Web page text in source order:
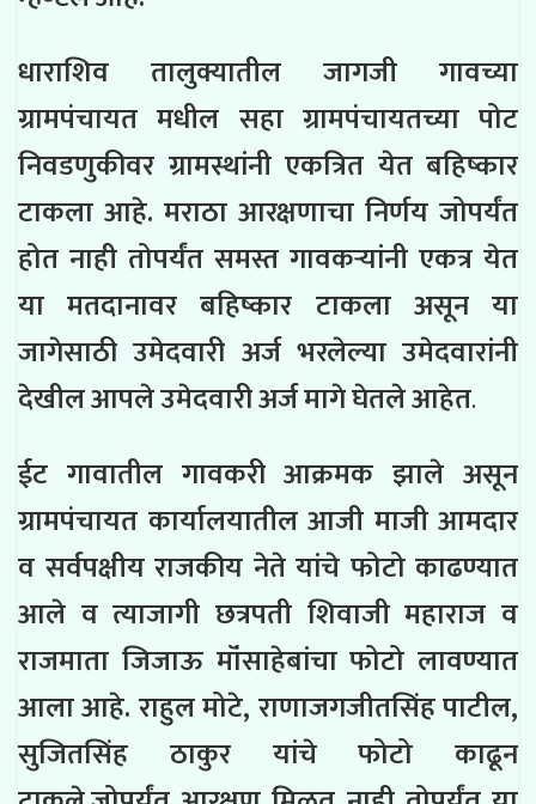
धाराशिव तालुक्यातील जागजी गावच्या
ग्रामपंचायत मधील सहा ग्रामपंचायतच्या पोट
निवडणुकीवर ग्रामस्थांनी एकत्रित येत बहिष्कार
टाकला आहे. मराठा आरक्षणाचा निर्णय जोपर्यंत
होत नाही तोपर्यंत समस्त गावकऱ्यांनी एकत्र येत
या मतदानावर बहिष्कार टाकला असून या
जागेसाठी उमेदवारी अर्ज भरलेल्या उमेदवारांनी
देखील आपले उमेदवारी अर्ज मागे घेतले आहेत.
ईट गावातील गावकरी आक्रमक झाले असून
ग्रामपंचायत कार्यालयातील आजी माजी आमदार
व सर्वपक्षीय राजकीय नेते यांचे फोटो काढण्यात
आले व त्याजागी छत्रपती शिवाजी महाराज व
राजमाता जिजाऊ मॉंसाहेबांचा फोटो लावण्यात
आला आहे. राहुल मोटे, राणाजगजीतसिंह पाटील,
सुजितसिंह ठाकुर यांचे फोटो काढून